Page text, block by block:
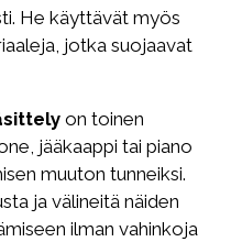
He käyttävät myös
jotka suojaavat
on toinen
jääkaappi tai piano
muuton tunneiksi.
ja välineitä näiden
ilman vahinkoja